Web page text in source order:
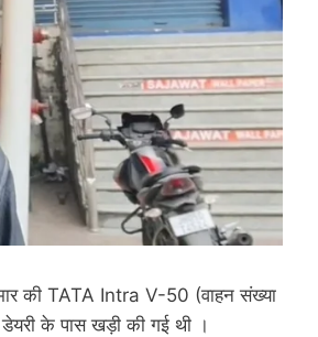
की TATA Intra V-50 (वाहन संख्या
के पास खड़ी की गई थी ।